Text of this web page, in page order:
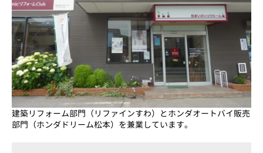
建築リフォーム部門（リファインすわ）とホンダオートバイ販売
部門（ホンダドリーム松本）を兼業しています。